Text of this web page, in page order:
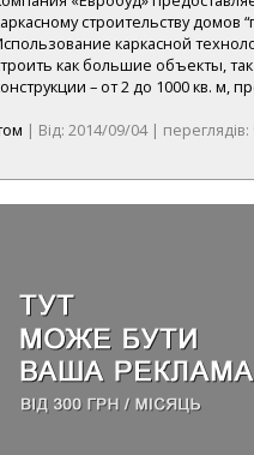
строительству домов
каркасной
как большие объекты,
– от 2 до 1000 кв. м,
| Від: 2014/09/04 | переглядів: